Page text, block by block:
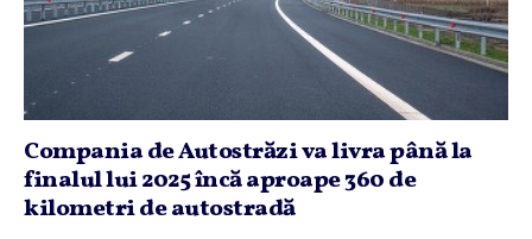
Compania de Autostrăzi va livra până la
finalul lui 2025 încă aproape 360 de
kilometri de autostradă